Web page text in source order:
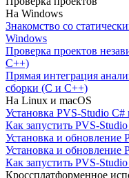
На Windows
Знакомство со
Windows
Проверка проектов
C++)
Прямая интеграция
сборки (C и C++)
На Linux и macOS
Установка PVS-Studio
Как запустить PVS-
Установка и обновление
Установка и обновление
Как запустить PVS-
Кроссплатформенное